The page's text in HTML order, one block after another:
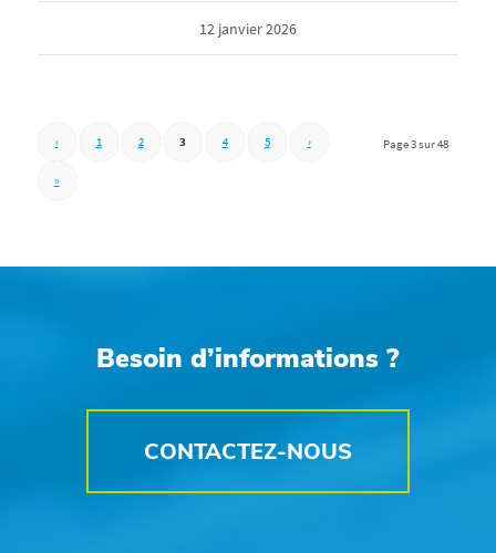
12 janvier 2026
Page 3 sur 48
‹ 1 2 3 4 5 ›
»
Besoin d’informations ?
CONTACTEZ-NOUS